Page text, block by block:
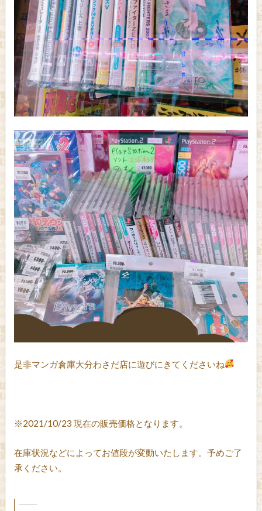
是非マンガ倉庫大分わさだ店に遊びにきてくださいね
※2021/10/23 現在の販売価格となります。
在庫状況などによってお値段が変動いたします。予めご了
承ください。